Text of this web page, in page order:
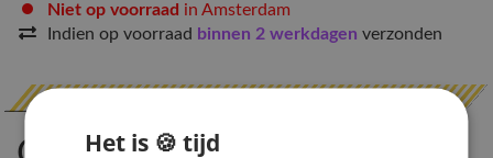
Niet op voorraad in Amsterdam
Indien op voorraad binnen 2 werkdagen verzonden
Het is 🍪 tijd